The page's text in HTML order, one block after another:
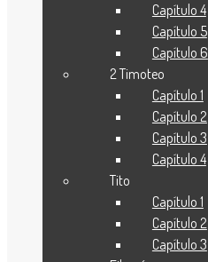
Aquí obtendrás Información del
Proyecto Evanggelio.
Mantente Informado*
Correo Electrónico:
Proyecto Evanggelio.
Capítulo 4
Capítulo 5
Capítulo 6
2 Timoteo
Capítulo 1
Capítulo 2
Capítulo 3
Capítulo 4
Tito
Capítulo 1
Capítulo 2
Capítulo 3